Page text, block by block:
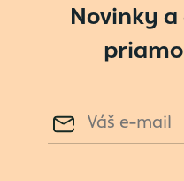
Novinky